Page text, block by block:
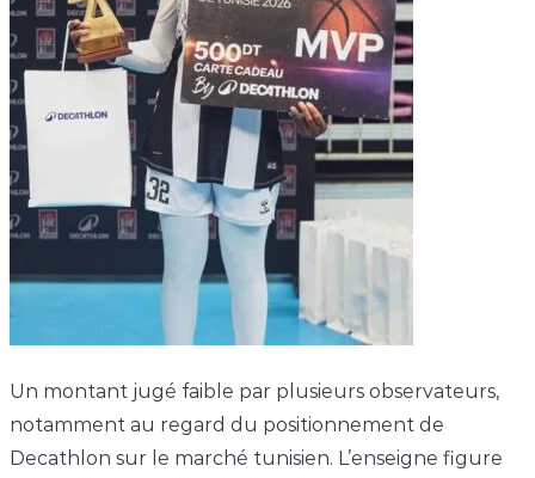
Un montant jugé faible par plusieurs observateurs,
notamment au regard du positionnement de
Decathlon sur le marché tunisien. L’enseigne figure